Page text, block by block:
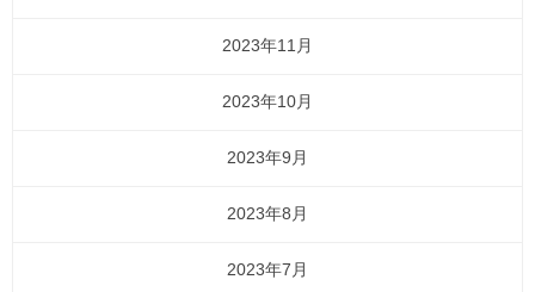
2023年11月
2023年10月
2023年9月
2023年8月
2023年7月